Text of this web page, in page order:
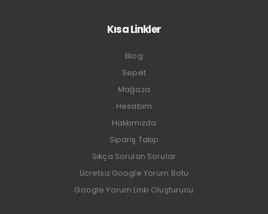
Kısa Linkler
Blog
Sepet
Mağaza
Hesabım
Hakkımızda
Sipariş Takip
Sıkça Sorulan Sorular
Ücretsiz Google Yorum Botu
Google Yorum Linki Oluşturucu